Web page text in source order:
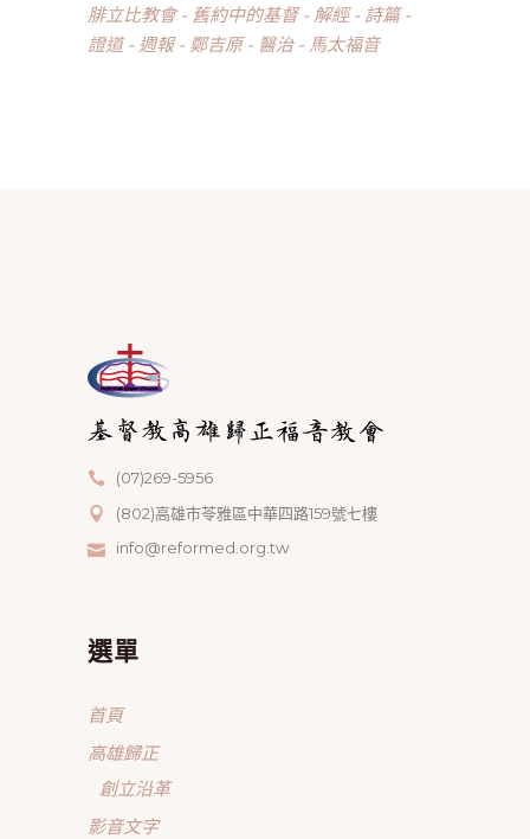
腓立比教會
舊約中的基督 解經
詩篇
證道
週報 鄭吉原 醫治 馬太福音
(07)269-5956
(802)高雄市苓雅區中華四路159號七樓
info@reformed.org.tw
選單
首頁
高雄歸正
創立沿革
影音文字